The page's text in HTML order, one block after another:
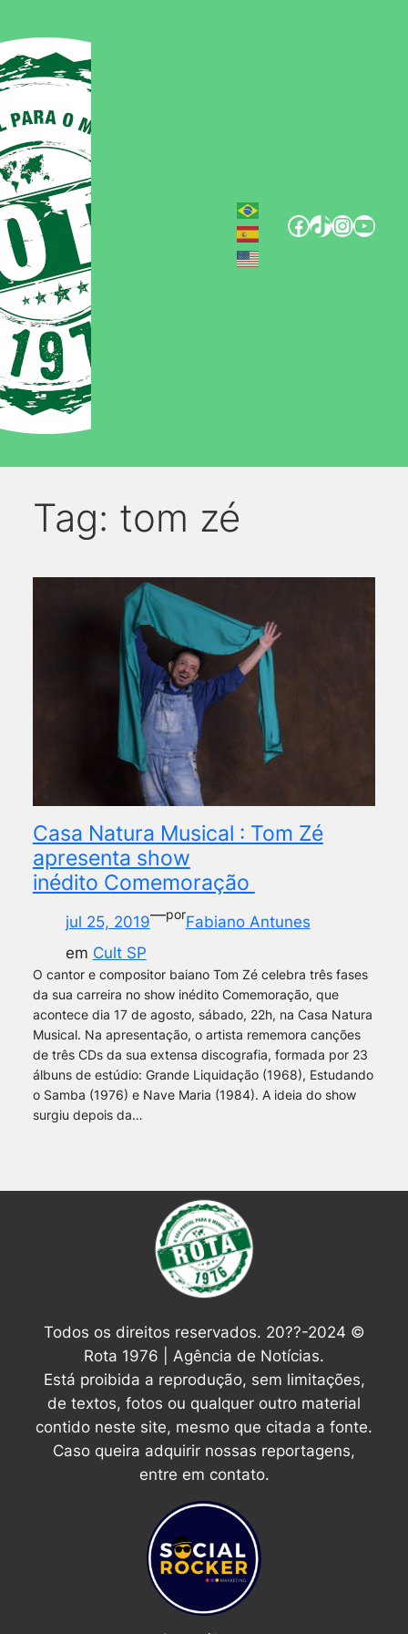
Tag: tom zé
Casa Natura Musical : Tom Zé
apresenta show
inédito Comemoração
jul 25, 2019—porFabiano Antunes
em Cult SP
O cantor e compositor baiano Tom Zé celebra três fases
da sua carreira no show inédito Comemoração, que
acontece dia 17 de agosto, sábado, 22h, na Casa Natura
Musical. Na apresentação, o artista rememora canções
de três CDs da sua extensa discografia, formada por 23
álbuns de estúdio: Grande Liquidação (1968), Estudando
o Samba (1976) e Nave Maria (1984). A ideia do show
surgiu depois da…
Todos os direitos reservados. 20??-2024 ©
Rota 1976 | Agência de Notícias.
Está proibida a reprodução, sem limitações,
de textos, fotos ou qualquer outro material
contido neste site, mesmo que citada a fonte.
Caso queira adquirir nossas reportagens,
entre em contato.